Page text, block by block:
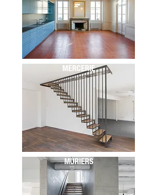
MERCERIE
MURIERS